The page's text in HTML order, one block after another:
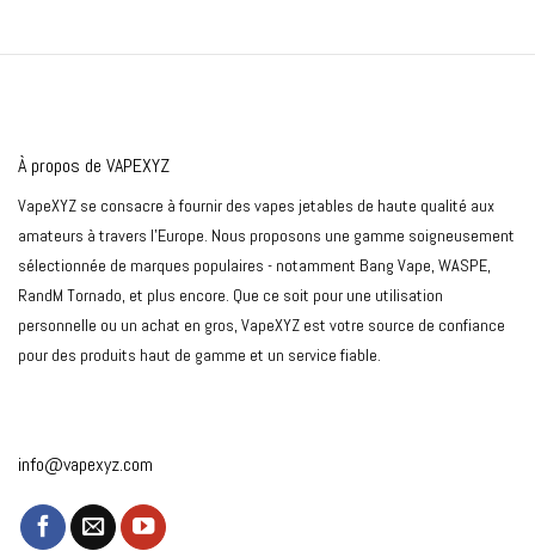
À propos de VAPEXYZ
VapeXYZ se consacre à fournir des vapes jetables de haute qualité aux
amateurs à travers l'Europe. Nous proposons une gamme soigneusement
sélectionnée de marques populaires - notamment Bang Vape, WASPE,
RandM Tornado, et plus encore. Que ce soit pour une utilisation
personnelle ou un achat en gros, VapeXYZ est votre source de confiance
pour des produits haut de gamme et un service fiable.
info@vapexyz.com